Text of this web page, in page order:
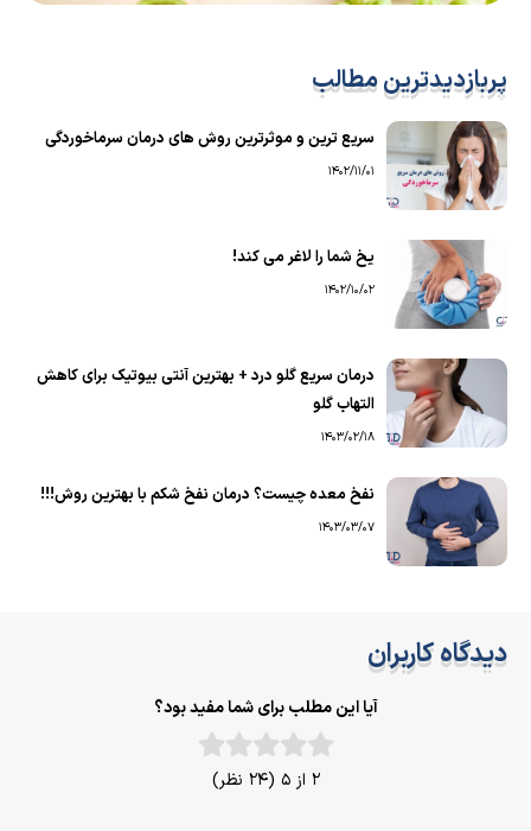
پربازدیدترین مطالب
سریع ترین و موثرترین روش های درمان سرماخوردگی
1402/11/01
یخ شما را لاغر می کند!
1402/10/02
درمان سریع گلو درد + بهترین آنتی بیوتیک برای کاهش
التهاب گلو
1403/02/18
نفخ معده چیست؟ درمان نفخ شکم با بهترین روش!!!
1403/03/07
دیدگاه کاربران
آیا این مطلب برای شما مفید بود؟
2 از 5 (24 نظر)